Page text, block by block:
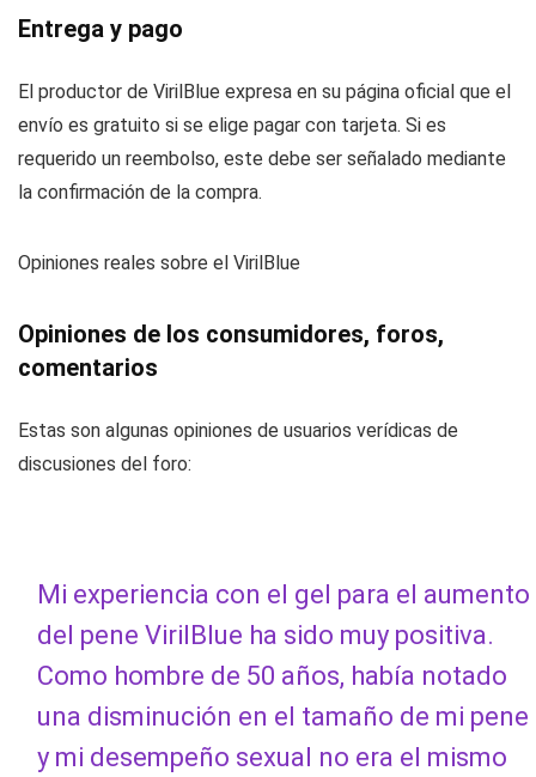
Entrega y pago
El productor de VirilBlue expresa en su página oficial que el
envío es gratuito si se elige pagar con tarjeta. Si es
requerido un reembolso, este debe ser señalado mediante
la confirmación de la compra.
Opiniones reales sobre el VirilBlue
Opiniones de los consumidores, foros,
comentarios
Estas son algunas opiniones de usuarios verídicas de
discusiones del foro:
Mi experiencia con el gel para el aumento
del pene VirilBlue ha sido muy positiva.
Como hombre de 50 años, había notado
una disminución en el tamaño de mi pene
y mi desempeño sexual no era el mismo